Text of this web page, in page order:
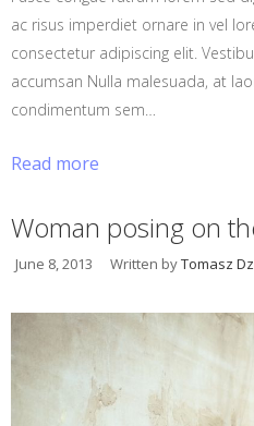
ac risus imperdiet ornare in vel
consectetur adipiscing elit.
accumsan Nulla malesuada, at
condimentum sem…
Read more
Woman posing on
June 8, 2013 Written byTomasz